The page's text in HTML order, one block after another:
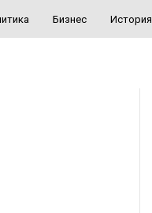
Бизнес История